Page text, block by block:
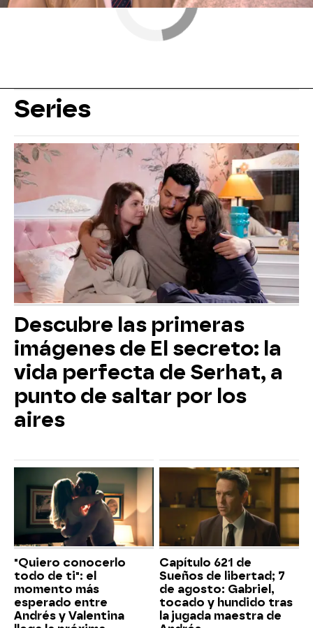
Series
Descubre las primeras
imágenes de El secreto: la
vida perfecta de Serhat, a
punto de saltar por los
aires
"Quiero conocerlo
todo de ti": el
momento más
esperado entre
Andrés y Valentina
Capítulo 621 de
Sueños de libertad; 7
de agosto: Gabriel,
tocado y hundido tras
la jugada maestra de